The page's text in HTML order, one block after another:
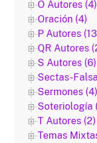
O Autores (4)
Oración (4)
P Autores
QR Autores
S Autores (6)
Sectas-
Sermones (4)
Soteriología
T Autores (2)
Temas